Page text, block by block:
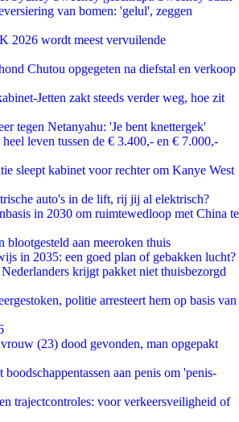
van bomen: 'gelul', zeggen
2026 wordt meest vervuilende
Chutou opgegeten na diefstal en verkoop
Jetten zakt steeds verder weg, hoe zit
tegen Netanyahu: 'Je bent knettergek'
leven tussen de € 3.400,- en € 7.000,-
sleept kabinet voor rechter om Kanye West
auto's in de lift, rij jij al elektrisch?
in 2030 om ruimtewedloop met China te
blootgesteld aan meeroken thuis
in 2035: een goed plan of gebakken lucht?
krijgt pakket niet thuisbezorgd
politie arresteert hem op basis van
(23) dood gevonden, man opgepakt
aan penis om 'penis-
trajectcontroles: voor verkeersveiligheid of